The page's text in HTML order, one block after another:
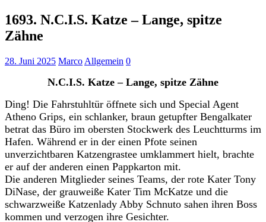
1693. N.C.I.S. Katze – Lange, spitze
Zähne
28. Juni 2025 Marco Allgemein 0
N.C.I.S. Katze – Lange, spitze Zähne
Ding! Die Fahrstuhltür öffnete sich und Special Agent
Atheno Grips, ein schlanker, braun getupfter Bengalkater
betrat das Büro im obersten Stockwerk des Leuchtturms im
Hafen. Während er in der einen Pfote seinen
unverzichtbaren Katzengrastee umklammert hielt, brachte
er auf der anderen einen Pappkarton mit.
Die anderen Mitglieder seines Teams, der rote Kater Tony
DiNase, der grauweiße Kater Tim McKatze und die
schwarzweiße Katzenlady Abby Schnuto sahen ihren Boss
kommen und verzogen ihre Gesichter.